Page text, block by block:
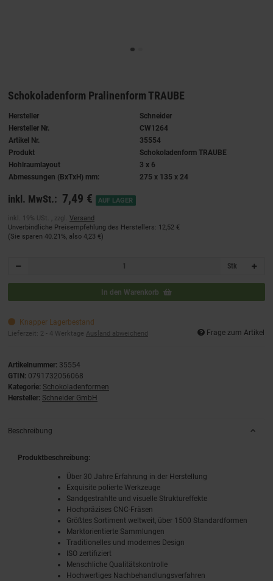
Schokoladenform Pralinenform TRAUBE
Hersteller
Schneider
Hersteller Nr.
CW1264
Artikel Nr.
35554
Produkt
Schokoladenform TRAUBE
Hohlraumlayout
3 x 6
Abmessungen (BxTxH) mm:
275 x 135 x 24
inkl. MwSt.: 7,49 € AUF LAGER
inkl. 19% USt. , zzgl. Versand
Unverbindliche Preisempfehlung des Herstellers: 12,52 €
(Sie sparen 40.21%, also 4,23 €)
Stk
In den Warenkorb
Knapper Lagerbestand
Lieferzeit: 2 - 4 Werktage Ausland abweichend Frage zum Artikel
Artikelnummer: 35554
GTIN: 0791732056068
Kategorie: Schokoladenformen
Hersteller: Schneider GmbH
Beschreibung
Produktbeschreibung:
Über 30 Jahre Erfahrung in der Herstellung
Exquisite polierte Werkzeuge
Sandgestrahlte und visuelle Struktureffekte
Hochpräzises CNC-Fräsen
Größtes Sortiment weltweit, über 1500 Standardformen
Marktorientierte Sammlungen
Traditionelles und modernes Design
ISO zertifiziert
Menschliche Qualitätskontrolle
Hochwertiges Nachbehandlungsverfahren